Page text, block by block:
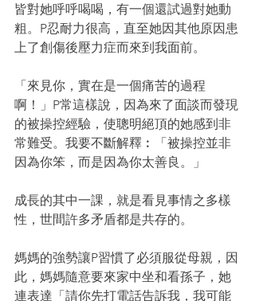
皆對她呼呼喝喝，有一個還試過對她動
粗。P忍耐力很高，直至她因其他原因患
上了創傷後壓力症而來到我面前。
「來見你，實在是一個痛苦的過程
啊！」P常這樣說，因為來了面談而發現
的被操控經驗，使聰明絕頂的她感到非
常難受。我要不斷解釋︰「被操控並非
因為你笨，而是因為你太善良。」
成長的其中一課，就是看見事情之多樣
性，世間許多矛盾都是共存的。
媽媽的強勢讓P習慣了必須服從母親，因
此，媽媽隨意要來家中坐和看孫子，她
連表達「請你先打電話告訴我，我可能